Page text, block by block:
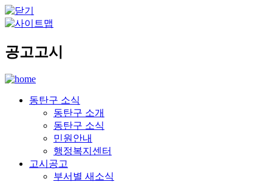
공고고시
동탄구 소식
동탄구 소개
동탄구 소식
민원안내
행정복지센터
고시공고
부서별 새소식